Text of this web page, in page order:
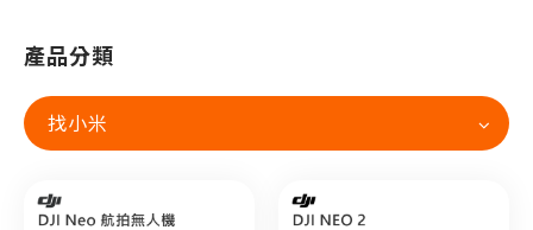
產品分類
找小米